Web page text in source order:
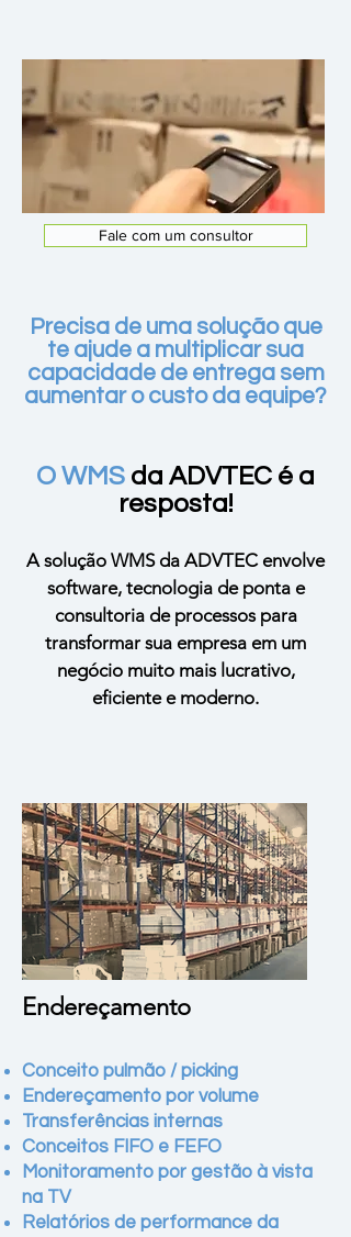
Fale com um consultor
Precisa de uma solução que
te ajude a multiplicar sua
capacidade de entrega sem
aumentar o custo da equipe?
O WMS da ADVTEC é a
resposta!
A solução WMS da ADVTEC envolve
software, tecnologia de ponta e
consultoria de processos para
transformar sua empresa em um
negócio muito mais lucrativo,
eficiente e moderno.
Endereçamento
Conceito pulmão / picking
Endereçamento por volume
Transferências internas
Conceitos FIFO e FEFO
Monitoramento por gestão à vista
na TV
Relatórios de performance da